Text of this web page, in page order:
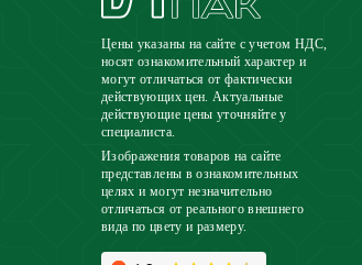
Цены указаны на сайте с учетом НДС,
носят ознакомительный характер и
могут отличаться от фактически
действующих цен. Актуальные
действующие цены уточняйте у
специалиста.
Изображения товаров на сайте
представлены в ознакомительных
целях и могут незначительно
отличаться от реального внешнего
вида по цвету и размеру.